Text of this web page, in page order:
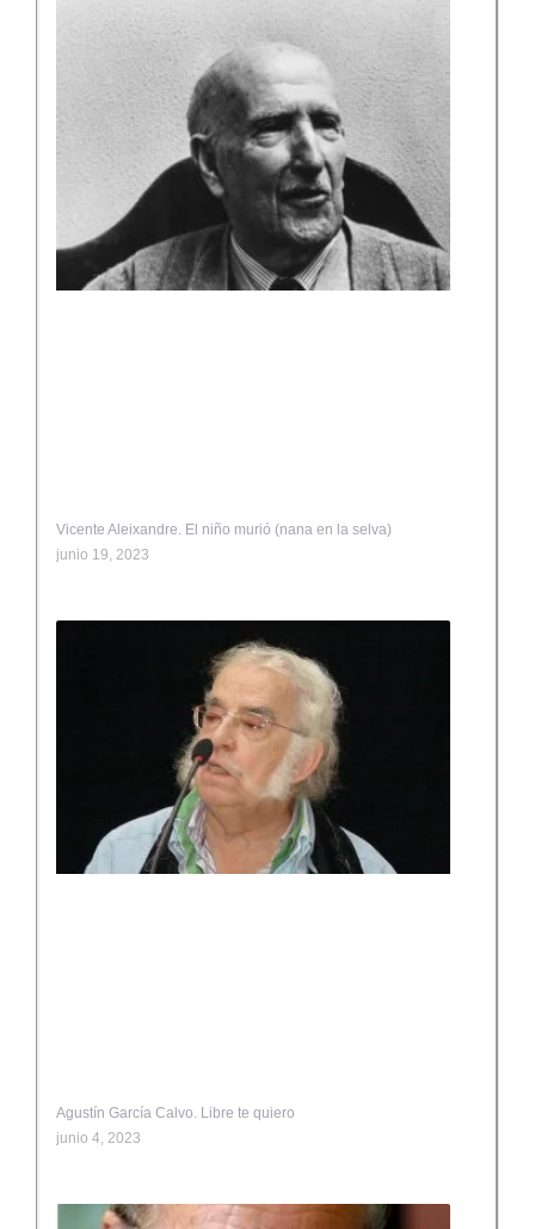
Vicente Aleixandre. El niño murió (nana en la selva)
junio 19, 2023
Agustín García Calvo. Libre te quiero
junio 4, 2023